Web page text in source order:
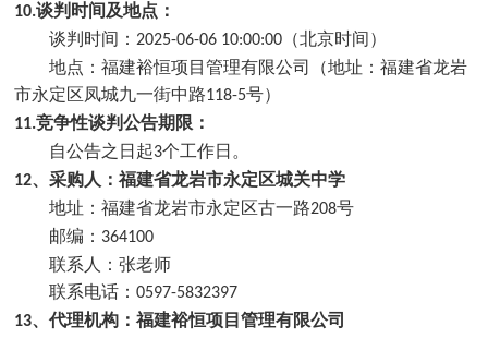
10.谈判 时间及地点：
谈判时间：2025-06-06 10:00:00 （北京时间）
地点：福建裕恒项目管理有限公司
（地址：福建省龙岩
市永定区凤城九一街中路118-5号）
11.竞争性谈判公告期限：
自公告之日起3个工作日。
12、采购人：福建省龙岩市永定区城关中学
地址：福建省龙岩市永定区古一路208号
邮编： 364100
联系人：张老师
联系电话：0597-5832397
13、代理机构：福建裕恒项目管理有限公司